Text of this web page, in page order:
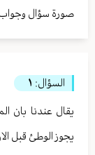
صورة سؤال
السؤال: ١
يقال عندنا بان
يجوز الوطئ قبل